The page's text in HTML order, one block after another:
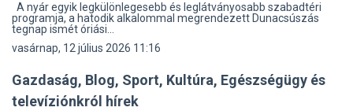
A nyár egyik legkülönlegesebb és leglátványosabb szabadtéri
programja, a hatodik alkalommal megrendezett Dunacsúszás
tegnap ismét óriási...
vasárnap, 12 július 2026 11:16
Gazdaság, Blog, Sport, Kultúra, Egészségügy és
televíziónkról hírek